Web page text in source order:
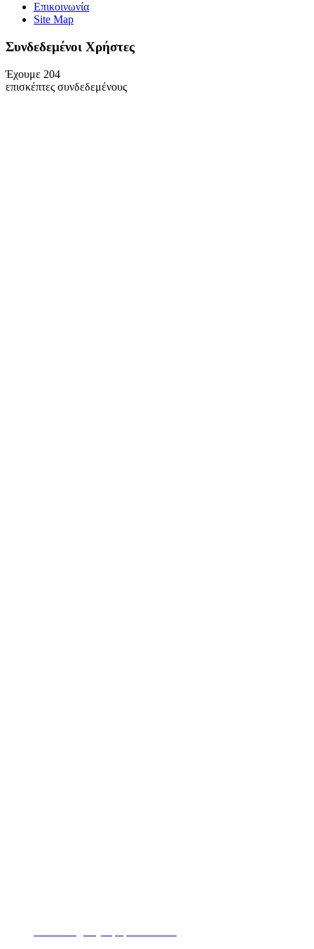
Επικοινωνία
Site Map
Συνδεδεμένοι Xρήστες
Έχουμε 204
επισκέπτες συνδεδεμένους